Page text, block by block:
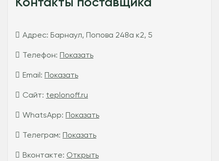
Адрес: Барнаул, Попова 248а к2, 5
Телефон: Показать
Email: Показать
Сайт: teplonoff.ru
WhatsApp: Показать
Телеграм: Показать
Вконтакте: Открыть